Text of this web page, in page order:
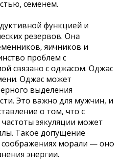
семенем.
функцией и
резервов. Она
яичников и
проблем с
связано с оджасом. Оджас
Оджас может
выделения
Это важно для мужчин, и
о том, что с
эякуляции может
Такое допущение
морали — оно
энергии.